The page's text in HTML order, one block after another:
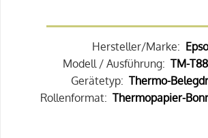
Hersteller/Marke:
Modell / Ausführung: TM-
Gerätetyp: Thermo-
Rollenformat: Thermopapier-